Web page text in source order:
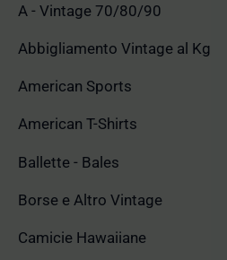
A - Vintage 70/80/90
Abbigliamento Vintage al Kg
American Sports
American T-Shirts
Ballette - Bales
Borse e Altro Vintage
Camicie Hawaiiane